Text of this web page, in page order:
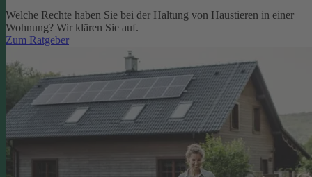
Welche Rechte haben Sie bei der Haltung von Haustieren in einer
Wohnung? Wir klären Sie auf.
Zum Ratgeber